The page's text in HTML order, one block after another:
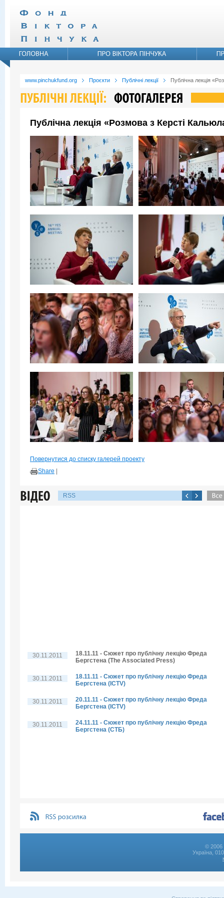
www.pinchukfund.org Проєкти Публічні лекції Публічна лекція
Публічна лекція «Розмова з Керсті
Повернутися до списку галерей проекту
Share
RSS
30.11.2011
18.11.11 - Сюжет про публічну лекцію Фреда
Бергстена (The Associated Press)
30.11.2011
18.11.11 - Сюжет про публічну лекцію Фреда
Бергстена (ICTV)
30.11.2011
20.11.11 - Сюжет про публічну лекцію Фреда
Бергстена (ICTV)
30.11.2011
24.11.11 - Сюжет про публічну лекцію Фреда
Бергстена (СТБ)
© 2006
Україна,